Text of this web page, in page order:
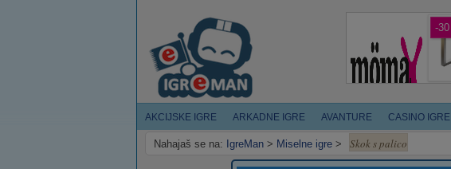
AKCIJSKE IGRE ARKADNE IGRE AVANTURE CASINO IGRE
Nahajaš se na: IgreMan > Miselne igre > Skok s palico